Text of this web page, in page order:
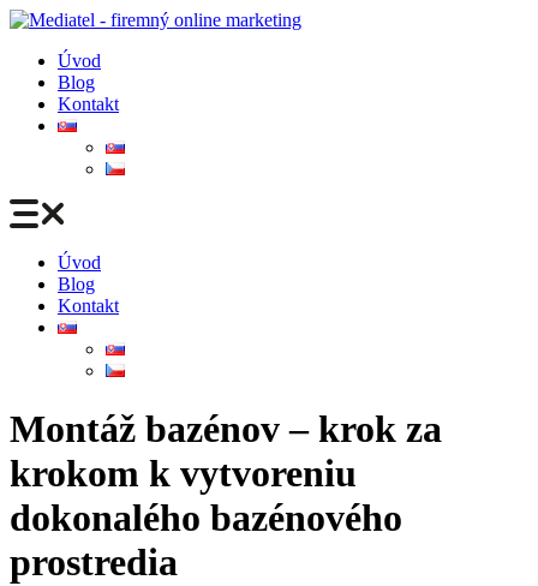
Preskočiť
obsah
Úvod
Blog
Kontakt
Úvod
Blog
Kontakt
Montáž bazénov – krok za
krokom k vytvoreniu
dokonalého bazénového
prostredia